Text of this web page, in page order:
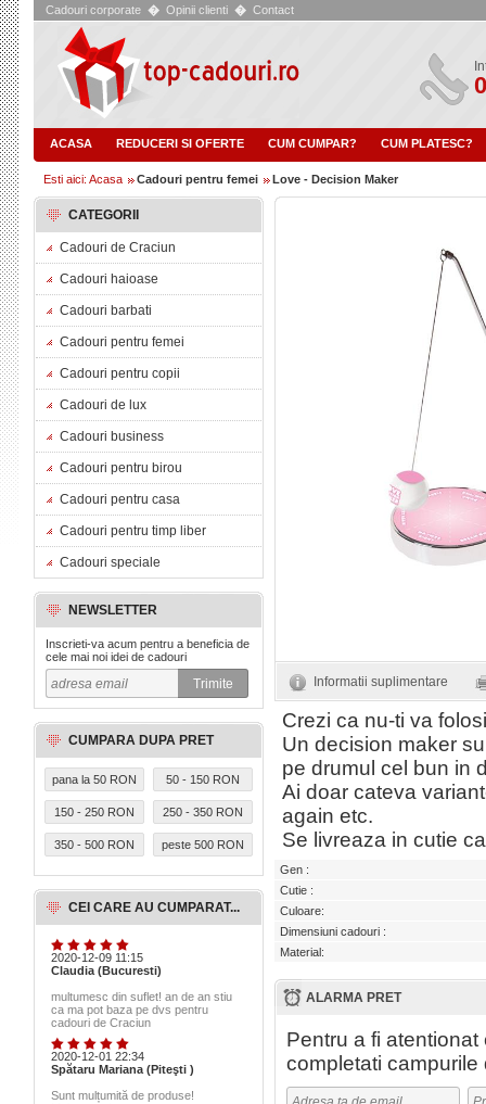
Cadouri corporate � Opinii clienti � Contact
ACASA REDUCERI SI OFERTE CUM CUMPAR? CUM PLATESC?
Esti aici: Acasa Cadouri pentru femei Love - Decision Maker
CATEGORII
Cadouri de Craciun
Cadouri haioase
Cadouri barbati
Cadouri pentru femei
Cadouri pentru copii
Cadouri de lux
Cadouri business
Cadouri pentru birou
Cadouri pentru casa
Cadouri pentru timp liber
Cadouri speciale
NEWSLETTER
Inscrieti-va acum pentru a beneficia de
cele mai noi idei de cadouri
CUMPARA DUPA PRET
pana la 50 RON 50 - 150 RON
150 - 250 RON 250 - 350 RON
350 - 500 RON peste 500 RON
CEI CARE AU CUMPARAT...
2020-12-09 11:15
Claudia (Bucuresti)
multumesc din suflet! an de an stiu
ca ma pot baza pe dvs pentru
cadouri de Craciun
2020-12-01 22:34
Spătaru Mariana (Piteşti )
Sunt mulțumită de produse!
Informatii suplimentare
Crezi ca nu-ti va
Un decision maker
pe drumul cel bun in
Ai doar cateva
again etc.
Se livreaza in cutie
Gen :
Cutie :
Culoare:
Dimensiuni cadouri :
Material:
ALARMA PRET
Pentru a fi
completati campurile